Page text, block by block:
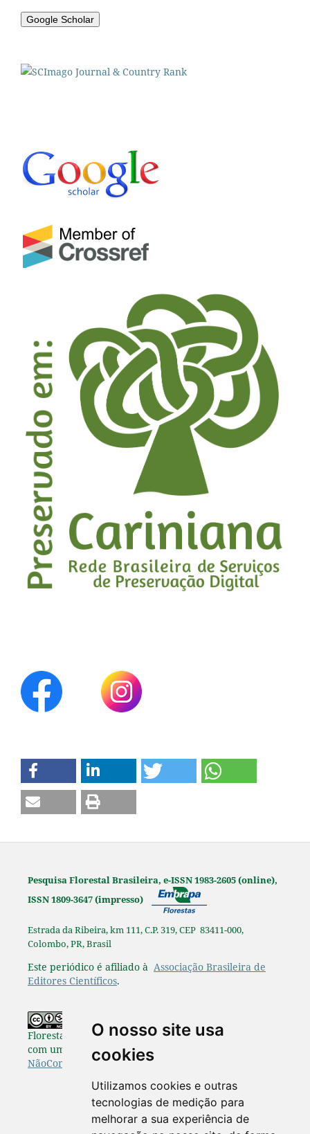
O nosso site usa
cookies
Utilizamos cookies e outras
tecnologias de medição para
melhorar a sua experiência de
Google Scholar
Pesquisa Florestal Brasileira, e-ISSN 1983-2605 (online),
ISSN 1809-3647 (impresso)
Estrada da Ribeira, km 111, C.P. 319, CEP 83411-000,
Colombo, PR, Brasil
Este periódico é afiliado à Associação Brasileira de
Editores Científicos.
Florestal Brasileira estão disponibilizados de acordo
com uma Licença Creative Commons Atribuição-
NãoComercial-SemDerivações 4.0 Internacional